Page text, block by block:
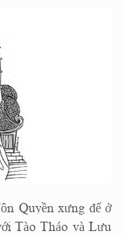
Quyền xưng đế ở
Tào Tháo và Lưu